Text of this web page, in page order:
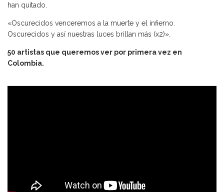
han quitado.
«Oscurecidos venceremos a la muerte y el infierno.
Oscurecidos y así nuestras luces brillan más (x2)».
50 artistas que queremos ver por primera vez en
Colombia.